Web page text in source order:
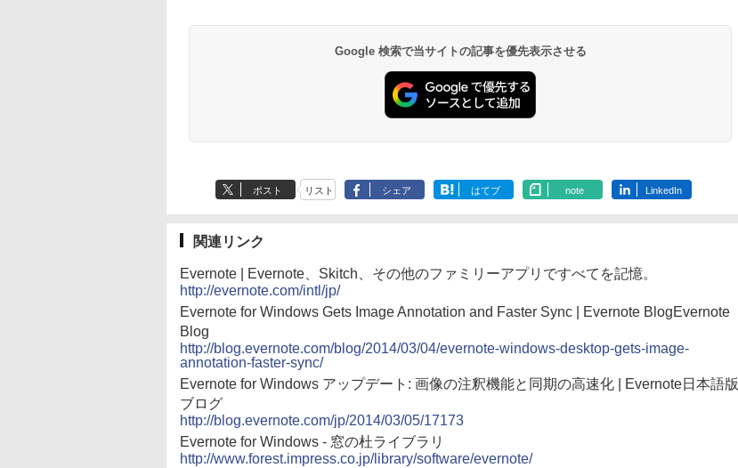
Google 検索で当サイトの記事を優先表示させる
ポスト リスト シェア はてブ note LinkedIn
関連リンク
Evernote | Evernote、Skitch、その他のファミリーアプリですべてを記憶。
http://evernote.com/intl/jp/
Evernote for Windows Gets Image Annotation and Faster Sync | Evernote BlogEvernote
Blog
http://blog.evernote.com/blog/2014/03/04/evernote-windows-desktop-gets-image-
annotation-faster-sync/
Evernote for Windows アップデート: 画像の注釈機能と同期の高速化 | Evernote日本語版
ブログ
http://blog.evernote.com/jp/2014/03/05/17173
Evernote for Windows - 窓の杜ライブラリ
http://www.forest.impress.co.jp/library/software/evernote/